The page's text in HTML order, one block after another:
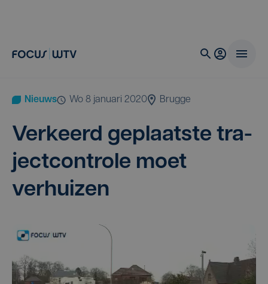
Nieuws wo 8 januari 2020 Brugge
Ver­keerd geplaatste tra­
ject­con­tro­le moet
verhuizen